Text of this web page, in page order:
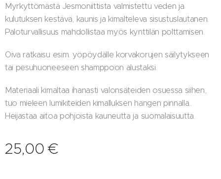
Myrkyttömästä Jesmoniittista valmistettu veden ja
kulutuksen kestävä, kaunis ja kimalteleva sisustuslautanen.
Paloturvallisuus mahdollistaa myös kynttilän polttamisen.
Oiva ratkaisu esim. yöpöydälle korvakorujen säilytykseen
tai pesuhuoneeseen shamppoon alustaksi.
Materiaali kimaltaa ihanasti valonsäteiden osuessa siihen,
tuo mieleen lumikiteiden kimalluksen hangen pinnalla..
Heijastaa aitoa pohjoista kauneutta ja suomalaisuutta.
25,00 €